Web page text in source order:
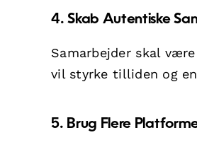
4. Skab Autentiske
Samarbejder skal
vil styrke tilliden og
5. Brug Flere